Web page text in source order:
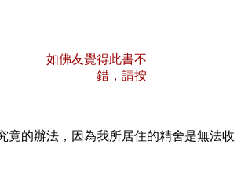
如佛友覺得此書不
錯，請按
竟的辦法，因為我所居住的精舍是無法收